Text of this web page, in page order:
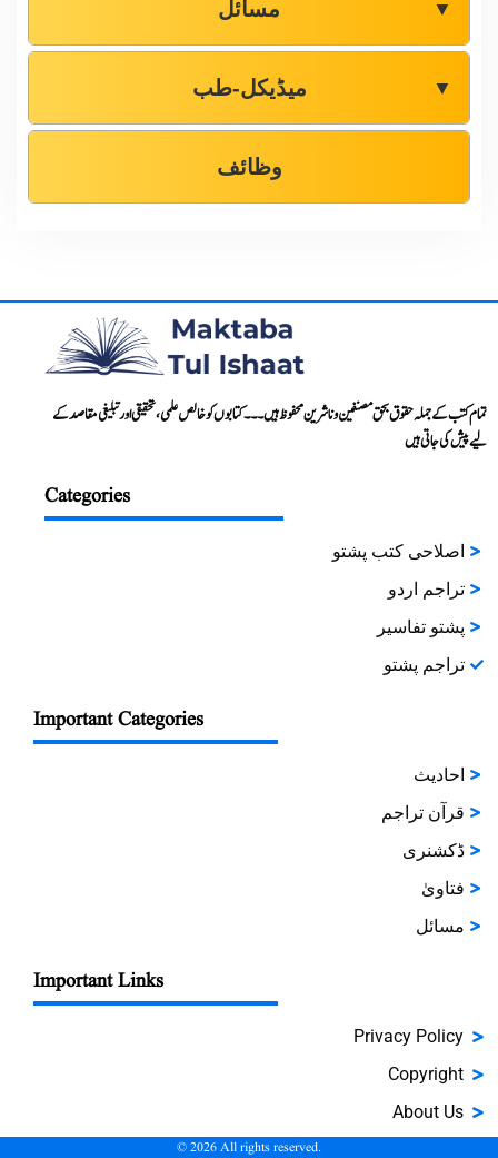
مسائل ▼
میڈیکل-طب ▼
وظائف
تمام کتب کے جملہ حقوق بحق مصنفین و ناشرین محفوظ ہیں۔۔۔ کتابوں کو خالص علمی، تحقیقی اور تبلیغی مقاصد کے
لیے پیش کی جاتی ہیں
Categories
اصلاحی کتب پشتو
تراجم اردو
پشتو تفاسیر
تراجم پشتو
Important Categories
احادیث
قرآن تراجم
ڈکشنری
فتاویٰ
مسائل
Important Links
Privacy Policy
Copyright
About Us
©2026All rights reserved.